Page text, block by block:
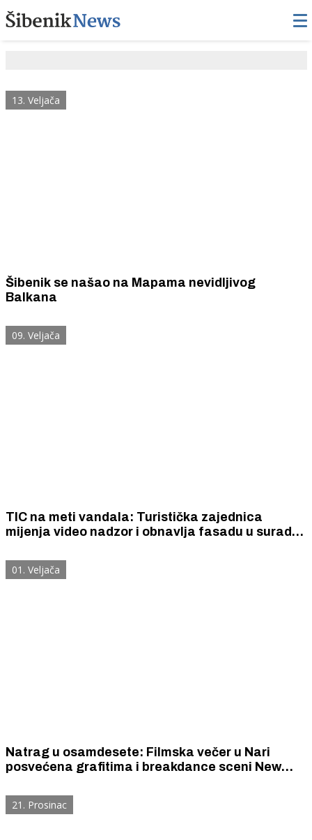
13. Veljača
Šibenik se našao na Mapama nevidljivog
Balkana
09. Veljača
TIC na meti vandala: Turistička zajednica
mijenja video nadzor i obnavlja fasadu u suradnji
01. Veljača
Natrag u osamdesete: Filmska večer u Nari
posvećena grafitima i breakdance sceni New
21. Prosinac